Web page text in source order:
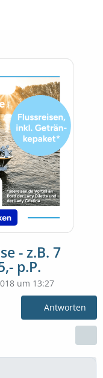
- z.B. 7
p.P.
um 13:27
Antworten